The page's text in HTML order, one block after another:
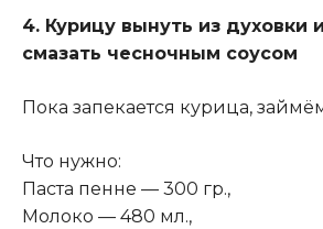
4. Курицу вынуть из духовки
смазать чесночным соусом
Пока запекается курица,
Что нужно:
Паста пенне — 300 гр.,
Молоко — 480 мл.,